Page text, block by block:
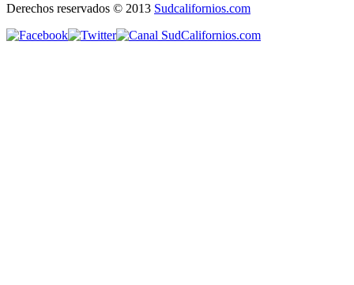
Derechos reservados © 2013 Sudcalifornios.com